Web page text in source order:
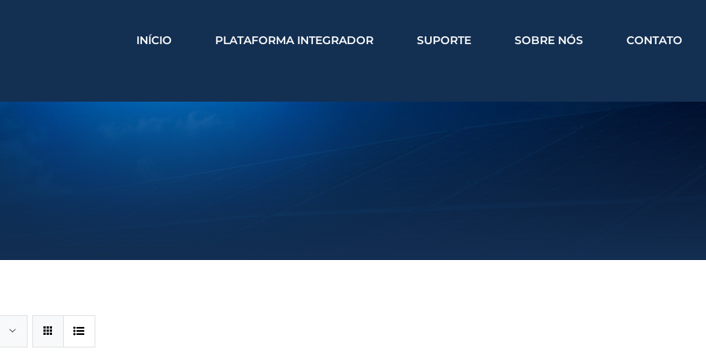
INÍCIO PLATAFORMA INTEGRADOR SUPORTE SOBRE NÓS CONTATO